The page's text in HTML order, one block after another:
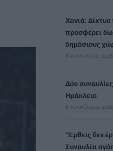
Χανιά:
προσφέρει
δημόσιους
8 Αυγούστου, 2026
Δύο
Ηράκλειο
8 Αυγούστου, 2026
“Έρθεις δεν
Συναυλία